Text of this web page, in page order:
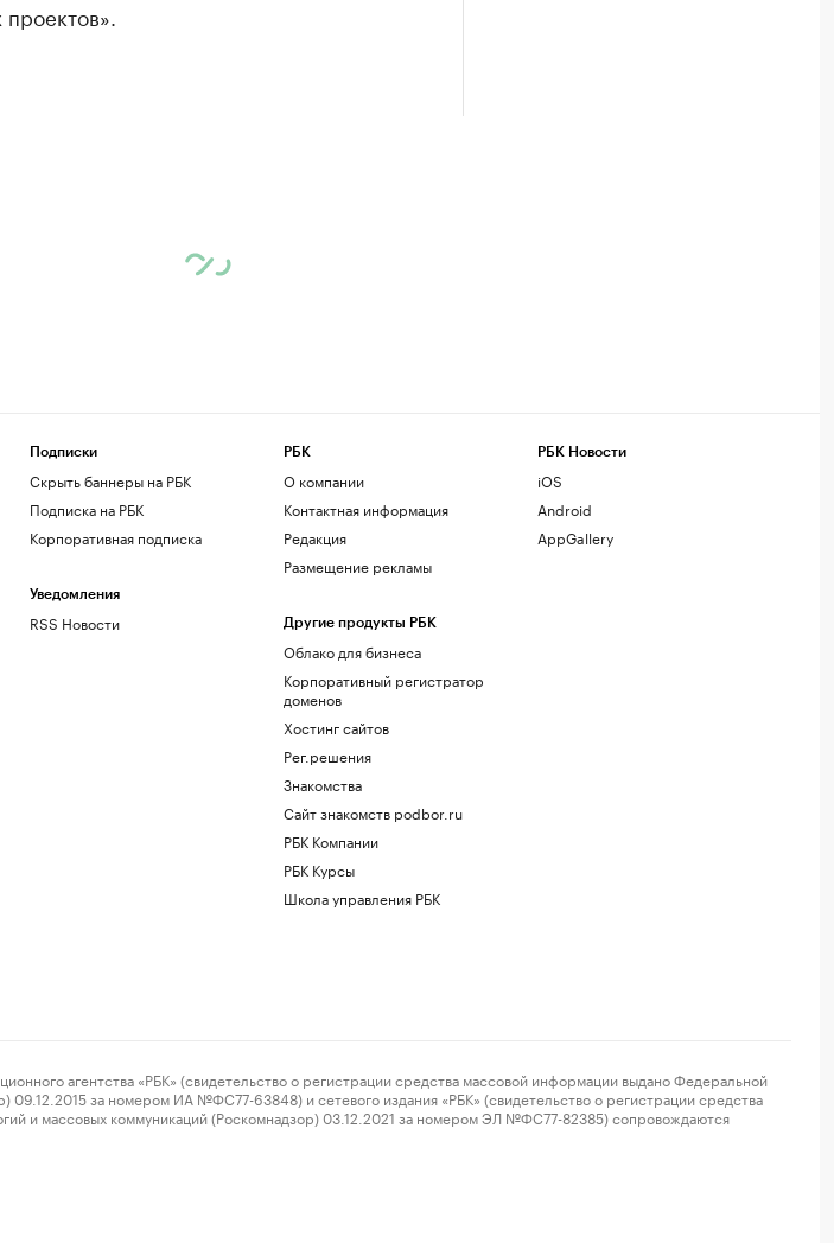
Подписки
Скрыть баннеры на РБК
Подписка на РБК
Корпоративная подписка
Уведомления
RSS Новости
РБК
О компании
Контактная информация
Редакция
Размещение рекламы
Другие продукты РБК
Облако для бизнеса
Корпоративный регистратор
доменов
Хостинг сайтов
Рег.решения
Знакомства
Сайт знакомств podbor.ru
РБК Компании
РБК Курсы
Школа управления РБК
РБК Новости
iOS
Android
AppGallery
агентства «РБК» (свидетельство о регистрации средства массовой информации выдано Федеральной
за номером ИА №ФС77-63848) и сетевого издания «РБК» (свидетельство о регистрации средства
и массовых коммуникаций (Роскомнадзор) 03.12.2021 за номером ЭЛ №ФС77-82385) сопровождаются